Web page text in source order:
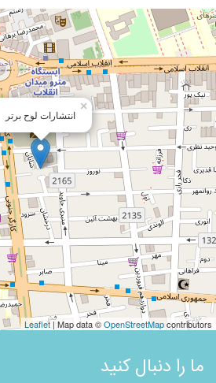
انتشارات لوح برتر
×
Leaflet| Map data ©OpenStreetMapcontributors
ما را دنبال کنید